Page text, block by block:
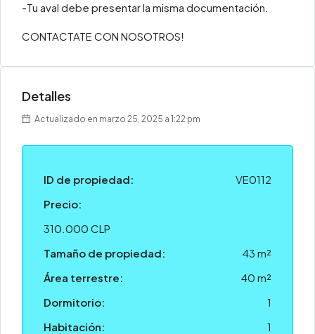
-Tu aval debe presentar la misma documentación.
CONTACTATE CON NOSOTROS!
Detalles
Actualizado en marzo 25, 2025 a 1:22 pm
ID de propiedad:
VE0112
Precio:
310.000 CLP
Tamaño de propiedad:
43 m²
Área terrestre:
40 m²
Dormitorio:
1
Habitación:
1